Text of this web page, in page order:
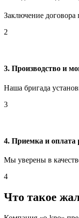
Заключение
2
3. Производство и
Наша бригада
3
4. Приемка и оплата
Мы уверены в
4
Что такое